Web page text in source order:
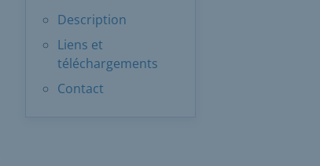
Description
Liens et
téléchargements
Contact